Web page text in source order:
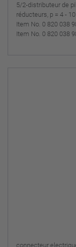
5/2-distributeur de
réducteurs, p = 4 -
Item No. 0 820 038
Item No. 0 820 038
connecteur